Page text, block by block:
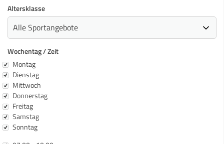
Altersklasse
Wochentag / Zeit
Wochentag
Montag
Dienstag
Mittwoch
Donnerstag
Freitag
Samstag
Sonntag